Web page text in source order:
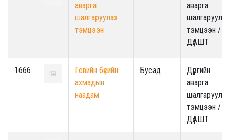
аварга
шалгаруулах
тэмцээн
аварга
шалгаруулах
тэмцээн /
ДүАШТ
1666
Говийн бүсийн
ахмадын
наадам
Бусад
Дүүргийн
аварга
шалгаруулах
тэмцээн /
ДүАШТ